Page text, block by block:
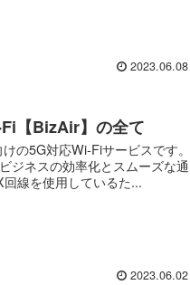
2023.06.08
【BizAir】の全て
の5G対応Wi-Fiサービスです。
ジネスの効率化とスムーズな通
線を使用しているた...
2023.06.02